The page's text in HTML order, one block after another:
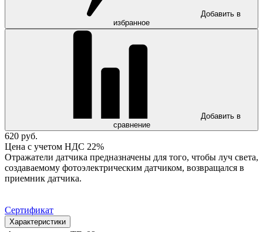
Добавить в
избранное
Добавить в
сравнение
620 руб.
Цена с учетом НДС 22%
Отражатели датчика предназначены для того, чтобы луч света,
создаваемому фотоэлектрическим датчиком, возвращался в
приемник датчика.
Сертификат
Характеристики